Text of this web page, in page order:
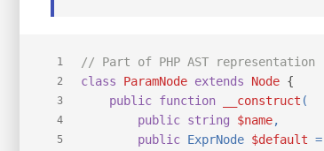
1
2
3
4
5
// Part of PHP AST representation
class
ParamNode extends Node {
public function __construct (
public string $name,
public ExprNode $default =